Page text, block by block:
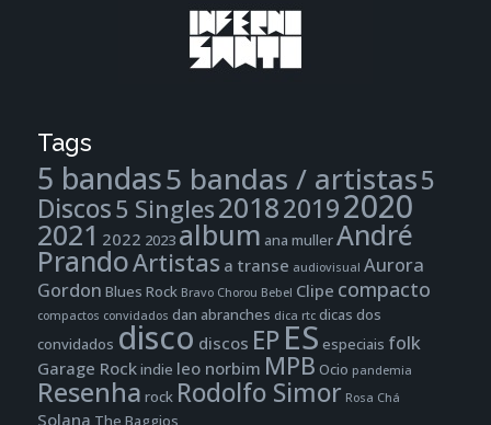
Tags
5 bandas5 bandas / artistas5
Discos5 Singles201820192020
2021 2022 2023album ana mullerAndré
PrandoArtistas a transe audiovisual Aurora
Gordon Blues Rock Bravo Chorou Bebel Clipe compacto
compactos convidados dan abranches dica rtc dicas dos
convidados disco discos EP ES especiais folk
Garage Rockindie leo norbim MPB Ocio pandemia
Resenha rock Rodolfo Simor Rosa Chá
Solana The Baggios